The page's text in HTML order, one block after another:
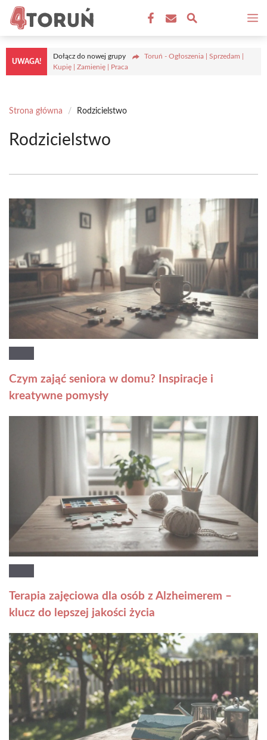
Przejdź
treści
UWAGA!
Dołącz do nowej grupy
Toruń - Ogłoszenia | Sprzedam |
Kupię | Zamienię | Praca
Strona główna / Rodzicielstwo
Rodzicielstwo
Czym zająć seniora w domu? Inspiracje i
kreatywne pomysły
Terapia zajęciowa dla osób z Alzheimerem –
klucz do lepszej jakości życia